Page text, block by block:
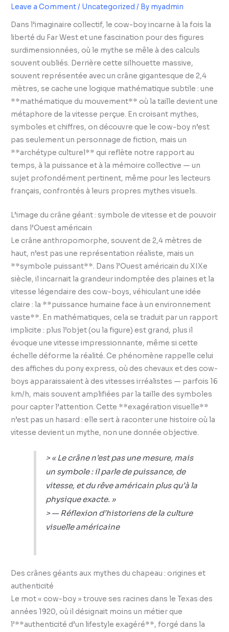
Leave a Comment/ Uncategorized / By myadmin
Dans l’imaginaire collectif, le cow-boy incarne à la fois la
liberté du Far West et une fascination pour des figures
surdimensionnées, où le mythe se mêle à des calculs
souvent oubliés. Derrière cette silhouette massive,
souvent représentée avec un crâne gigantesque de 2,4
mètres, se cache une logique mathématique subtile : une
**mathématique du mouvement** où la taille devient une
métaphore de la vitesse perçue. En croisant mythes,
symboles et chiffres, on découvre que le cow-boy n’est
pas seulement un personnage de fiction, mais un
**archétype culturel** qui reflète notre rapport au
temps, à la puissance et à la mémoire collective — un
sujet profondément pertinent, même pour les lecteurs
français, confrontés à leurs propres mythes visuels.
L’image du crâne géant : symbole de vitesse et de pouvoir
dans l’Ouest américain
Le crâne anthropomorphe, souvent de 2,4 mètres de
haut, n’est pas une représentation réaliste, mais un
**symbole puissant**. Dans l’Ouest américain du XIXe
siècle, il incarnait la grandeur indomptée des plaines et la
vitesse légendaire des cow-boys, véhiculant une idée
claire : la **puissance humaine face à un environnement
vaste**. En mathématiques, cela se traduit par un rapport
implicite : plus l’objet (ou la figure) est grand, plus il
évoque une vitesse impressionnante, même si cette
échelle déforme la réalité. Ce phénomène rappelle celui
des affiches du pony express, où des chevaux et des cow-
boys apparaissaient à des vitesses irréalistes — parfois 16
km/h, mais souvent amplifiées par la taille des symboles
pour capter l’attention. Cette **exagération visuelle**
n’est pas un hasard : elle sert à raconter une histoire où la
vitesse devient un mythe, non une donnée objective.
> « Le crâne n’est pas une mesure, mais
un symbole : il parle de puissance, de
vitesse, et du rêve américain plus qu’à la
physique exacte. »
> — Réflexion d’historiens de la culture
visuelle américaine
Des crânes géants aux mythes du chapeau : origines et
authenticité
Le mot « cow-boy » trouve ses racines dans le Texas des
années 1920, où il désignait moins un métier que
l’**authenticité d’un lifestyle exagéré**, forgé dans la